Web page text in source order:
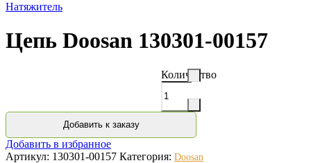
Натяжитель
Цепь Doosan 130301-00157
Количество
Добавить к заказу
Добавить в избранное
Артикул: 130301-00157 Категория: Doosan